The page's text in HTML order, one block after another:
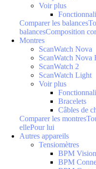
Voir plus
Comparer les balances
balancesComposition
Montres
ScanWatch Nova
ScanWatch Nova
ScanWatch 2
ScanWatch Light
Voir plus
Bracelets
Câbles de
Comparer les montres
ellePour lui
Autres appareils
Tensiomètres
BPM Vision
BPM